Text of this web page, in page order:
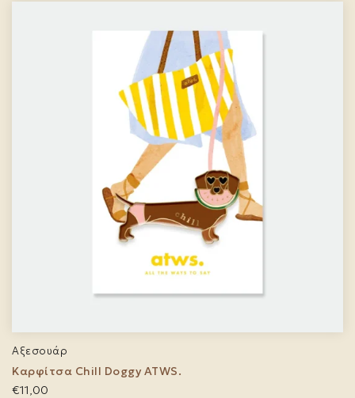
επιλεγούν
προϊόντος
Αξεσουάρ
Καρφίτσα Chill Doggy ATWS.
€11,00